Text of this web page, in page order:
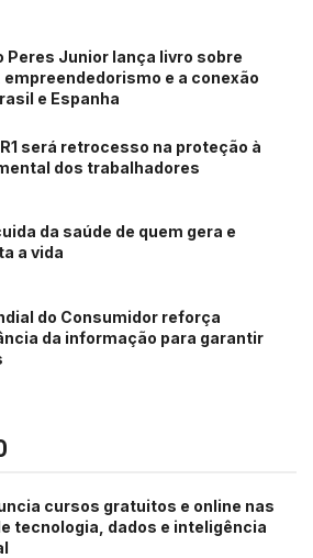
Peres Junior lança livro sobre
e a conexão
e Espanha
será retrocesso na proteção à
dos trabalhadores
da saúde de quem gera e
a vida
do Consumidor reforça
da informação para garantir
cursos gratuitos e online nas
tecnologia, dados e inteligência